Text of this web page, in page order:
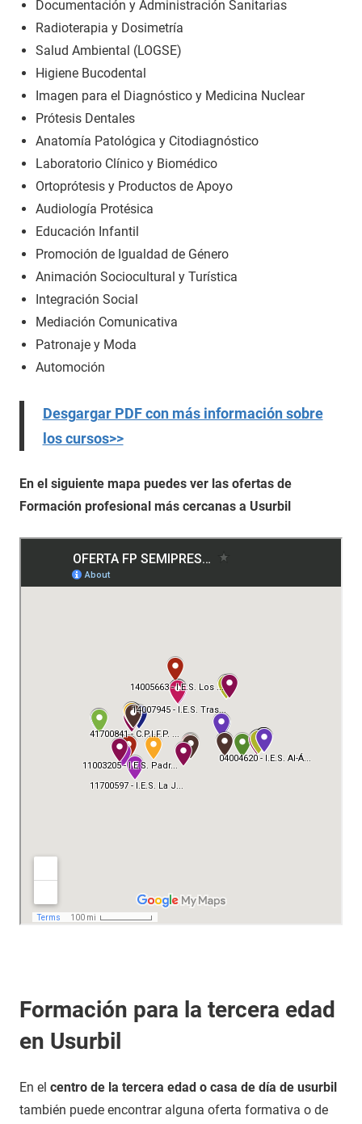
Documentación y Administración Sanitarias
Radioterapia y Dosimetría
Salud Ambiental (LOGSE)
Higiene Bucodental
Imagen para el Diagnóstico y Medicina Nuclear
Prótesis Dentales
Anatomía Patológica y Citodiagnóstico
Laboratorio Clínico y Biomédico
Ortoprótesis y Productos de Apoyo
Audiología Protésica
Educación Infantil
Promoción de Igualdad de Género
Animación Sociocultural y Turística
Integración Social
Mediación Comunicativa
Patronaje y Moda
Automoción
Desgargar PDF con más información sobre
los cursos>>
En el siguiente mapa puedes ver las ofertas de
Formación profesional más cercanas a Usurbil
Formación para la tercera edad
en Usurbil
En el centro de la tercera edad o casa de día de usurbil
también puede encontrar alguna oferta formativa o de